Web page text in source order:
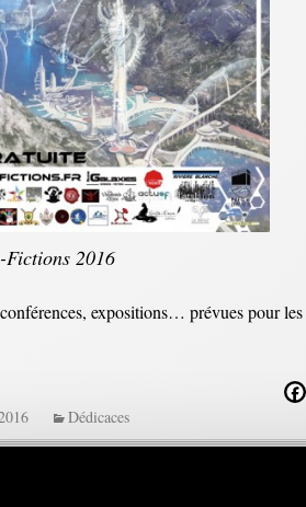
Fictions 2016
expositions… prévues pour les
Dédicaces